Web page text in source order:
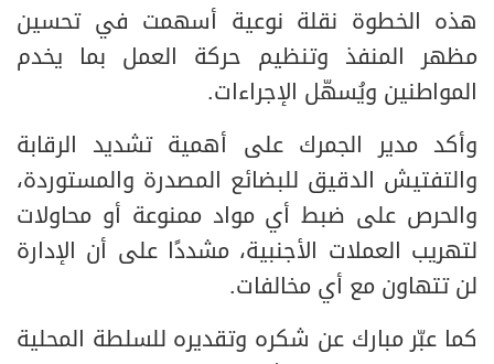
هذه الخطوة نقلة نوعية أسهمت في تحسين
مظهر المنفذ وتنظيم حركة العمل بما يخدم
المواطنين ويُسهّل الإجراءات.
وأكد مدير الجمرك على أهمية تشديد الرقابة
والتفتيش الدقيق للبضائع المصدرة والمستوردة،
والحرص على ضبط أي مواد ممنوعة أو محاولات
لتهريب العملات الأجنبية، مشددًا على أن الإدارة
لن تتهاون مع أي مخالفات.
كما عبّر مبارك عن شكره وتقديره للسلطة المحلية